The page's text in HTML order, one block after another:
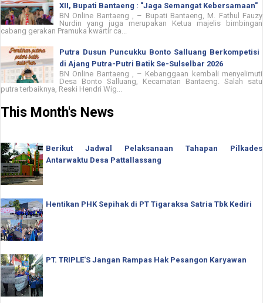
XII, Bupati Bantaeng : "Jaga Semangat Kebersamaan"
BN Online Bantaeng , – Bupati Bantaeng, M. Fathul Fauzy
Nurdin yang juga merupakan Ketua majelis bimbingan
cabang gerakan Pramuka kwartir ca...
Putra Dusun Puncukku Bonto Salluang Berkompetisi
di Ajang Putra-Putri Batik Se-Sulselbar 2026
BN Online Bantaeng , – Kebanggaan kembali menyelimuti
Desa Bonto Salluang, Kecamatan Bantaeng. Salah satu
putra terbaiknya, Reski Hendri Wig...
This Month's News
Berikut Jadwal Pelaksanaan Tahapan Pilkades
Antarwaktu Desa Pattallassang
Hentikan PHK Sepihak di PT Tigaraksa Satria Tbk Kediri
PT. TRIPLE'S Jangan Rampas Hak Pesangon Karyawan